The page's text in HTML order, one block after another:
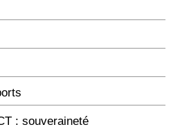
: souveraineté